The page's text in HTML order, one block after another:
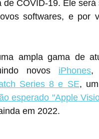
COVID-19. Ele será
softwares, e por
ampla gama de
novos iPhones,
Series 8 e SE, um
esperado "Apple
em 2022.